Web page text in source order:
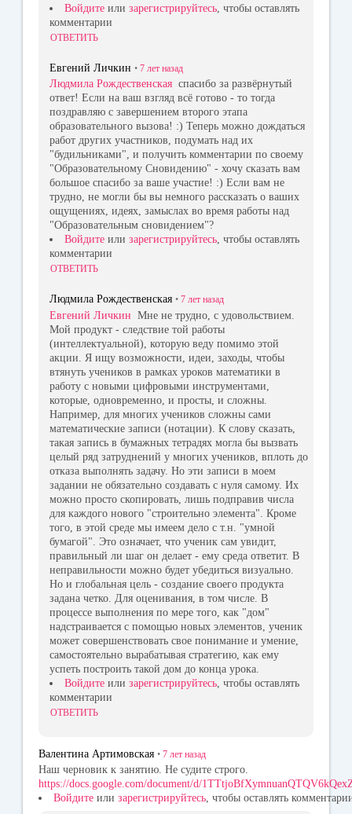
Войдите или зарегистрируйтесь , чтобы оставлять
комментарии
ОТВЕТИТЬ
Евгений Личкин • 7 лет назад
Людмила Рождественская спасибо за развёрнутый
ответ! Если на ваш взгляд всё готово - то тогда
поздравляю с завершением второго этапа
образовательного вызова! :) Теперь можно дождаться
работ других участников, подумать над их
"будильниками", и получить комментарии по своему
"Образовательному Сновидению" - хочу сказать вам
большое спасибо за ваше участие! :) Если вам не
трудно, не могли бы вы немного рассказать о ваших
ощущениях, идеях, замыслах во время работы над
"Образовательным сновидением"?
Войдите или зарегистрируйтесь, чтобы оставлять
комментарии
ОТВЕТИТЬ
Людмила Рождественская • 7 лет назад
Евгений Личкин Мне не трудно, с удовольствием.
Мой продукт - следствие той работы
(интеллектуальной), которую веду помимо этой
акции. Я ищу возможности, идеи, заходы, чтобы
втянуть учеников в рамках уроков математики в
работу с новыми цифровыми инструментами,
которые, одновременно, и просты, и сложны.
Например, для многих учеников сложны сами
математические записи (нотации). К слову сказать,
такая запись в бумажных тетрадях могла бы вызвать
целый ряд затруднений у многих учеников, вплоть до
отказа выполнять задачу. Но эти записи в моем
задании не обязательно создавать с нуля самому. Их
можно просто скопировать, лишь подправив числа
для каждого нового "строительно элемента". Кроме
того, в этой среде мы имеем дело с т.н. "умной
бумагой". Это означает, что ученик сам увидит,
правильный ли шаг он делает - ему среда ответит. В
неправильности можно будет убедиться визуально.
Но и глобальная цель - создание своего продукта
задана четко. Для оценивания, в том числе. В
процессе выполнения по мере того, как "дом"
надстраивается с помощью новых элементов, ученик
может совершенствовать свое понимание и умение,
самостоятельно вырабатывая стратегию, как ему
успеть построить такой дом до конца урока.
Войдите или зарегистрируйтесь , чтобы оставлять
комментарии
ОТВЕТИТЬ
Валентина Артимовская • 7 лет назад
Наш черновик к занятию. Не судите строго.
https://docs.google.com/document/d/
Войдите или зарегистрируйтесь, чтобы оставлять